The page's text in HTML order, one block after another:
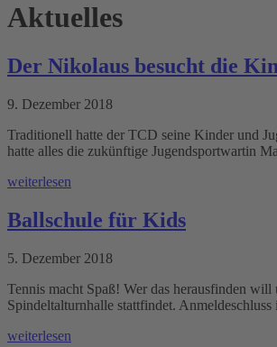
Aktuelles
Der Nikolaus besucht die
9. Dezember 2018
Traditionell hatte der TCD seine Kinder und
hatte alles die zukünftige Jugendsportwartin
weiterlesen
Ballschule für Kids
5. Dezember 2018
Tennis macht Spaß! Wer das herausfinden
Spindeltalturnhalle stattfindet.
weiterlesen